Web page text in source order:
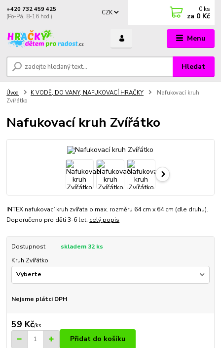
Menu
CZK
Hledat
+420 732 459 425
(Po-Pá, 8-16 hod.)
0 ks
za 0 Kč
Úvod K VODĚ, DO VANY, NAFUKOVACÍ HRAČKY
Nafukovací kruh
Zvířátko
Nafukovací kruh Zvířátko
INTEX nafukovací kruh zvířata o max. rozměru 64 cm x 64 cm (dle druhu).
Doporučeno pro děti 3-6 let. celý popis
Dostupnost
skladem 32 ks
Kruh Zvířátko
Nejsme plátci DPH
59 Kč/ks
Přidat do košíku